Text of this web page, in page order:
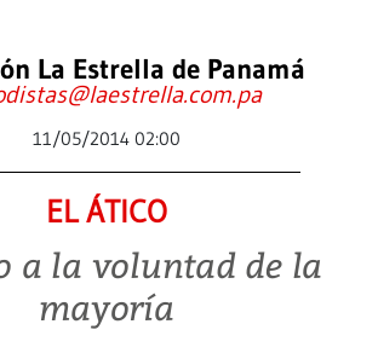
La Estrella de Panamá
11/05/2014 02:00
EL ÁTICO
a la voluntad de la
mayoría